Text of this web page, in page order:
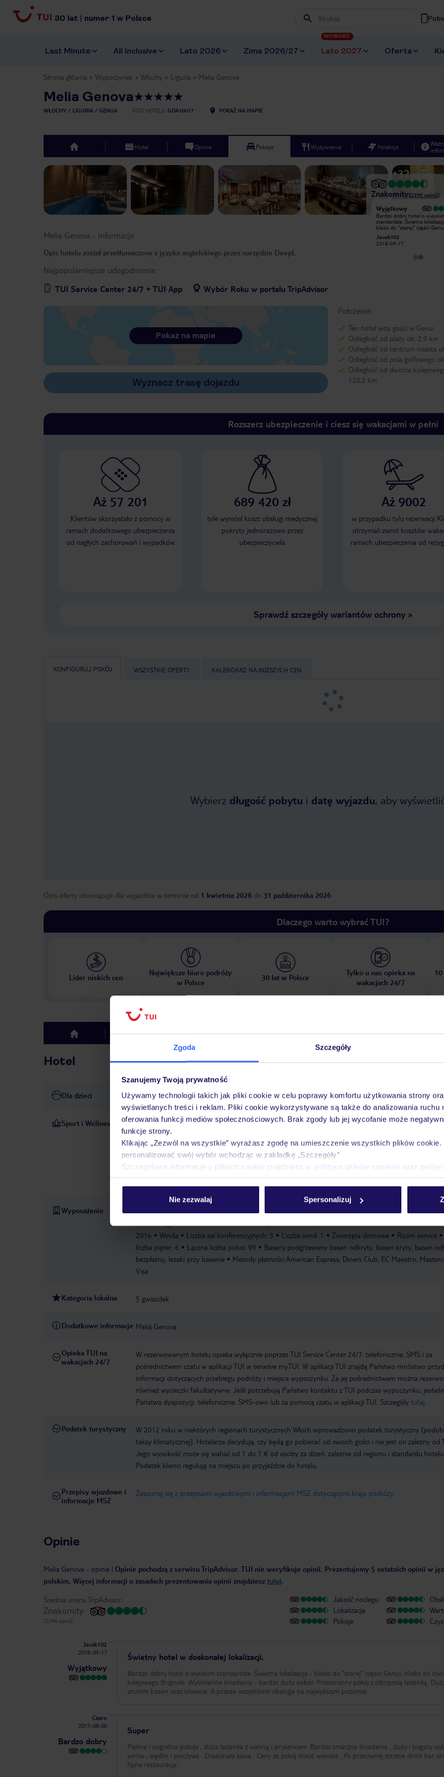
Zgoda Szczegóły
Szanujemy Twoją prywatność
Używamy technologii takich jak pliki cookie w celu poprawy komfortu użytkowania strony
wyświetlanych treści i reklam. Pliki cookie wykorzystywane są także do analizowania ruchu
oferowania funkcji mediów społecznościowych. Brak zgody lub jej wycofanie może
funkcje strony.
Klikając „Zezwól na wszystkie” wyrażasz zgodę na umieszczenie wszystkich plików
personalizować swój wybór wchodząc w zakładkę „Szczegóły”
Szczegółowe informacje o plikach cookie znajdziesz w polityce plików cookies oraz
Nie zezwalaj Spersonalizuj
30 lat | numer 1 w Polsce Wpisz frazę, której szukasz
Last Minute All Inclusive Lato 2026 Zima 2026/27 Lato 2027
NOWOŚĆ
Oferta
Strona główna Wypoczynek Włochy Liguria Melia Genova
Melia Genova
WŁOCHY LIGURIA GENUA KOD HOTELU GOA10017 POKAŻ NA MAPIE
top Hotel Opinie Pokoje Wyżywienie Atrakcje
Previous slide +32
Znakomity(2290 opinii)
Bardzo dobry
Piękne i wygodne pokoje , duża
stronie drink bar oraz fajna
restauracja .
Wyjątkowy
Bardzo dobry hotel o
standardzie. Świetna
blisko do "starej" części
Wyśmienite śniadania -
wybór. Przestronny pokój z
siłownia. A przede wszystkiem
Jacek102
2018-09-17
Melia Genova - informacje
Opis hotelu został przetłumaczony z języka angielskiego przez narzędzie DeepL
Najpopularniejsze udogodnienia:
TUI Service Center 24/7 + TUI App
Wybór Roku w portalu TripAdvisor
Położenie:
Ten hotel wita gości w Genui.
Odległość od plaży ok. 2,9 km
Odległość od centrum miasta
Odległość od pola golfowego
Odległość od dworca
120,2 km
Pokaż na mapie
Wyznacz trasę dojazdu
Rozszerz ubezpieczenie i ciesz się wakacjami w pełni
Aż 57 201
Klientów skorzystało z pomocy w
ramach dodatkowego ubezpieczenia
od nagłych zachorowań i wypadków
689 420 zł
tyle wyniósł koszt obsługi medycznej
pokryty jednorazowo przez
ubezpieczyciela
Aż 9002
w przypadku tylu rezerwacji
otrzymali zwrot kosztów
ramach ubezpieczenia od
Sprawdź szczegóły wariantów ochrony»
KONFIGURUJ POKÓJ WSZYSTKIE OFERTY KALENDARZ NAJNIŻSZYCH CEN
Wybierz długość pobytu i datę wyjazdu, aby
Opis oferty obowiązuje dla wyjazdów w terminie od 1 kwietnia 2026 do 31 października 2026
Dlaczego warto wybrać TUI?
Lider niskich cen
Największe biuro podróży
w Polsce
30 lat w Polsce
Tylko u nas opieka na
wakacjach 24/7
top Hotel Opinie Pokoje Wyżywienie Atrakcje
Hotel
Dla dzieci Opieka nad dziećmi
Sport i Wellness
Przyjemnie zahartowana woda w krytym basenie zapewnia zdrową kąpiel. Leżaki zachęcają do
Wanna z hydromasażem w strefie kąpielowej zapewnia przytulny relaks. Poza siłownią, spa, łaźnią
salonem kosmetycznym i gabinetem masażu hotel oferuje również możliwość uprawiania kolarstwa
za dodatkową opłatą. W obiekcie znajduje się strefa odnowy biologicznej z masażem
Wyposażenie Recepcja 24h Parking Zameldowanie od: 15:00:00 Wymeldowanie do: 12:00:00
Sala
2016
Winda Liczba sal konferencyjnych: 3 Liczba wind: 1 Zwierzęta domowe Room service
liczba pięter: 6
Łączna liczba pokoi: 99
Baseny:podgrzewany basen odkryty, basen kryty, basen
bezpłatny, leżaki przy basenie
Metody płatności:American Express, Diners Club, EC Maestro,
Visa
Kategoria lokalna 5 gwiazdek
Dodatkowe informacje Meliá Genova
Opieka TUI na
wakacjach 24/7
W rezerwowanym hotelu opieka wyłącznie poprzez TUI Service Center 24/7: telefonicznie, SMS i za
pośrednictwem czatu w aplikacji TUI w serwisie myTUI. W aplikacji TUI znajdą Państwo mnóstwo
informacji dotyczących przebiegu podróży i miejsca wypoczynku. Za jej pośrednictwem można
również wycieczki fakultatywne. Jeśli potrzebują Państwo kontaktu z TUI podczas wypoczynku,
Państwa dyspozycji: telefonicznie, SMS-owo lub za pomocą czatu w aplikacji TUI. Szczegóły tutaj
Podatek turystyczny
W 2012 roku w niektórych regionach turystycznych Włoch wprowadzono podatek turystyczny
taksy klimatycznej). Hotelarze decydują, czy będą go pobierać od swoich gości i nie jest on zależny od
Jego wysokość może się wahać od 1 do 7 € od osoby za dzień, zależnie od regionu i standardu hotelu.
Podatek klienci regulują na miejscu po przyjeździe do hotelu.
Przepisy wjazdowe i
informacje MSZ
Zapoznaj się z przepisami wjazdowymi i informacjami MSZ dotyczącymi kraju podróży.
Opinie
Melia Genova - opinie | Opinie pochodzą z serwisu TripAdvisor. TUI nie weryfikuje opinii. Prezentujemy 5 ostatnich opinii w
polskim. Więcej informacji o zasadach prezentowania opinii znajdziesz tutaj.
Średnia ocena TripAdvisor:
Znakomity
(2290 opinii)
Jakość noclegu
Lokalizacja
Pokoje
Jacek102
2018-09-17
Wyjątkowy
Świetny hotel w doskonałej lokalizacji.
Bardzo dobry hotel o wysokim standardzie. Świetna lokalizacja - blisko do "starej" części Genui, blisko do
kolejowego Brignole. Wyśmienite śniadania - bardzo duży wybór. Przestronny pokój z olbrzymią łazienką.
atutem basen oraz siłownia. A przede wszystkiem obsługa na najwyższym poziomie.
Czaro
2017-08-06
Bardzo dobry
Super
Piękne i wygodne pokoje , duża łazienka z wanną i prysznicem .Bardzo smaczne śniadania , duży i bogaty
serów , wędlin i pieczywa . Doskonała kawa . Ceny za pokój dosyć wysokie . Po przeciwnej stronie drink bar
fajna restauracja .